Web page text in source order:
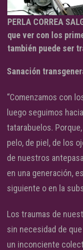
PERLA CORREA
que ver con los
también puede ser
Sanación
“Comenzamos con
luego seguimos
tatarabuelos.
pelo, de piel, de los
de nuestros
en una generación,
siguiente o en la
Los traumas de
sin necesidad de
un inconciente